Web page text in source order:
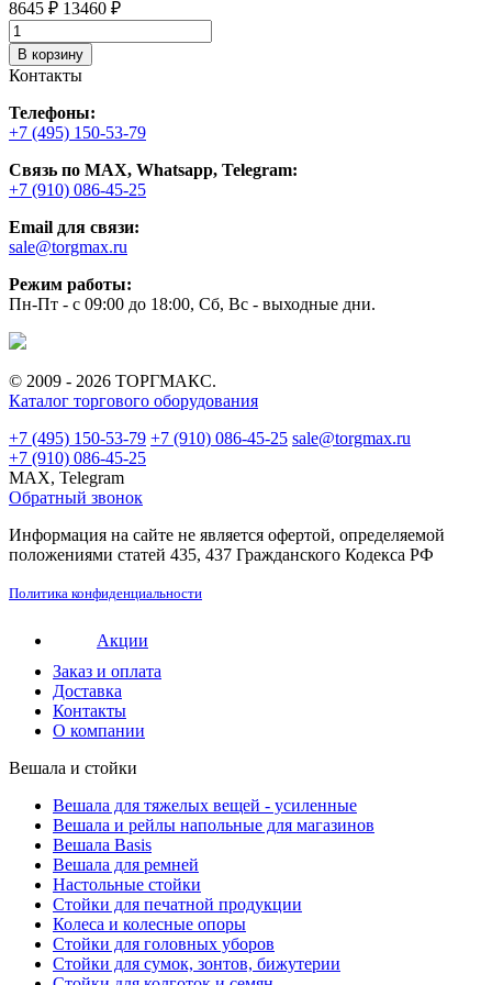
8645 ₽ 13460 ₽
В корзину
Контакты
Телефоны:
+7 (495) 150-53-79
Связь по MAX, Whatsapp, Telegram:
+7 (910) 086-45-25
Email для связи:
sale@torgmax.ru
Режим работы:
Пн-Пт - с 09:00 до 18:00, Сб, Вс - выходные дни.
© 2009 - 2026 ТОРГМАКС.
Каталог торгового оборудования
+7 (495) 150-53-79 +7 (910) 086-45-25 sale@torgmax.ru
+7 (910) 086-45-25
MAX, Telegram
Обратный звонок
Информация на сайте не является офертой, определяемой
положениями статей 435, 437 Гражданского Кодекса РФ
Политика конфиденциальности
Акции
Заказ и оплата
Доставка
Контакты
О компании
Вешала и стойки
Вешала для тяжелых вещей - усиленные
Вешала и рейлы напольные для магазинов
Вешала Basis
Вешала для ремней
Настольные стойки
Стойки для печатной продукции
Колеса и колесные опоры
Стойки для головных уборов
Стойки для сумок, зонтов, бижутерии